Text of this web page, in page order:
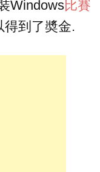
Windows比賽
得到了奬金.